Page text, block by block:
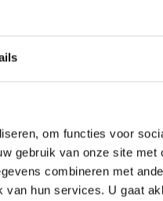
om functies voor
gebruik van onze site met
combineren met
hun services. U gaat